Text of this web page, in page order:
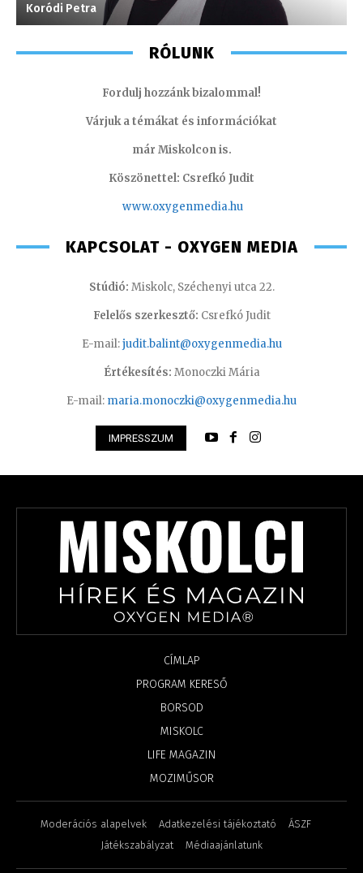
Koródi Petra
RÓLUNK
Fordulj hozzánk bizalommal!
Várjuk a témákat és információkat
már Miskolcon is.
Köszönettel: Csrefkó Judit
www.oxygenmedia.hu
KAPCSOLAT - OXYGEN MEDIA
Stúdió: Miskolc, Széchenyi utca 22.
Felelős szerkesztő: Csrefkó Judit
E-mail:judit.balint@oxygenmedia.hu
Értékesítés: Monoczki Mária
E-mail: maria.monoczki@oxygenmedia.hu
IMPRESSZUM
CÍMLAP
PROGRAM KERESŐ
BORSOD
MISKOLC
LIFE MAGAZIN
MOZIMŰSOR
Moderációs alapelvek Adatkezelési tájékoztató
ÁSZF
Játékszabályzat
Médiaajánlatunk